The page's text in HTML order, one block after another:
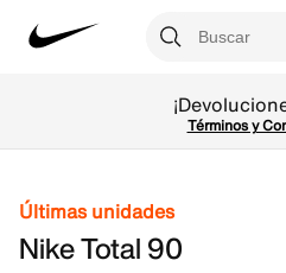
Términos y
Últimas unidades
Nike Total 90